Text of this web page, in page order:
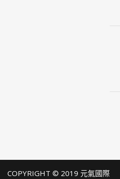
COPYRIGHT © 2019 元氣國際